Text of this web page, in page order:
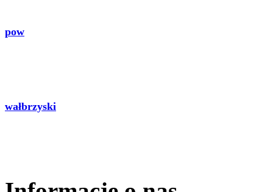
pow
wałbrzyski